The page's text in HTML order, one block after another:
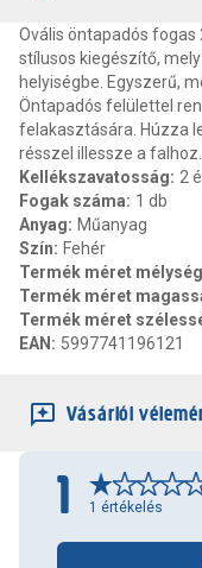
Ovális öntapadós
stílusos kiegészítő,
helyiségbe. Egyszerű,
Öntapadós felülettel
felakasztására. Húzza
résszel illessze a falhoz.
Kellékszavatosság: 2
Fogak száma: 1 db
Anyag: Műanyag
Szín: Fehér
Termék méret
Termék méret
Termék méret
EAN : 5997741196121
Vásárlói
1 1 értékelés